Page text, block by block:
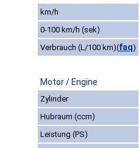
km/h
0-100 km/h (sek)
Verbrauch (L/100 km)(faq)
Motor / Engine
Zylinder
Hubraum (ccm)
Leistung (PS)